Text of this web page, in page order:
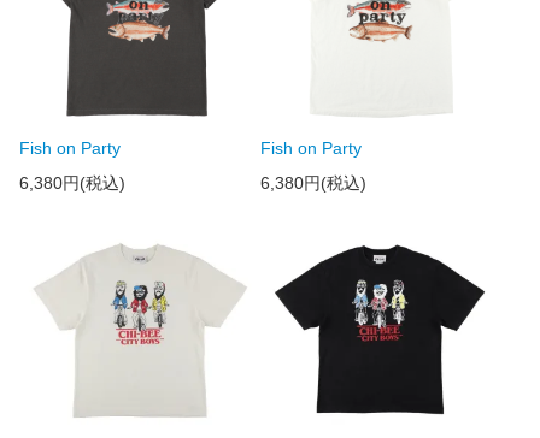
Fish on Party
6,380円(税込)
Fish on Party
6,380円(税込)